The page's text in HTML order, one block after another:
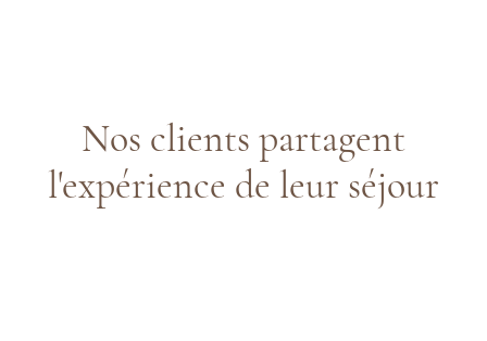
Nos clients partagent
l'expérience de leur séjour